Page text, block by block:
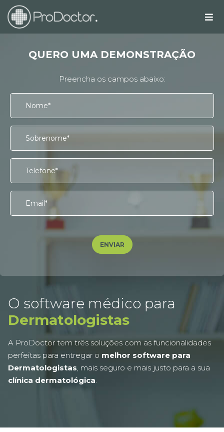
QUERO UMA DEMONSTRAÇÃO
Preencha os campos abaixo:
O software médico para
Dermatologistas
A ProDoctor tem três soluções com as funcionalidades
perfeitas para entregar o melhor software para
Dermatologistas, mais seguro e mais justo para a sua
clínica dermatológica.